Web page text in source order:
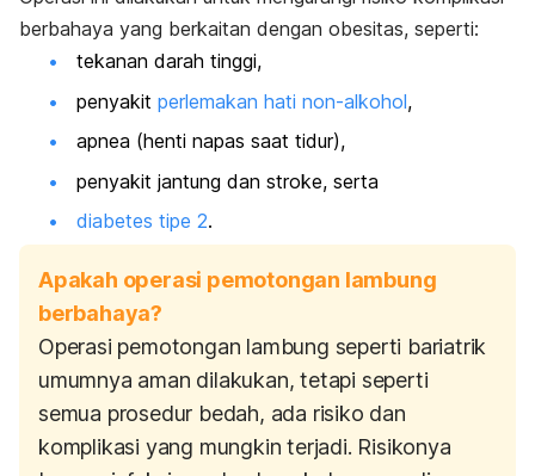
berbahaya yang berkaitan dengan obesitas, seperti:
tekanan darah tinggi,
penyakit perlemakan hati non-alkohol,
apnea (henti napas saat tidur),
penyakit jantung dan stroke, serta
diabetes tipe 2.
Apakah operasi pemotongan lambung
berbahaya?
Operasi pemotongan lambung seperti bariatrik
umumnya aman dilakukan, tetapi seperti
semua prosedur bedah, ada risiko dan
komplikasi yang mungkin terjadi. Risikonya